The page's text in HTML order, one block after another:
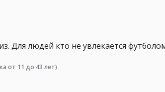
Для людей кто не увлекается
от 11 до 43 лет)